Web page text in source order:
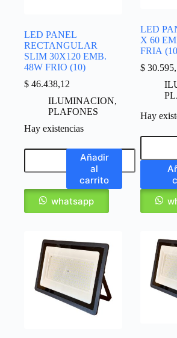
LED PANEL
RECTANGULAR
SLIM 30X120 EMB.
48W FRIO (10)
$ 46.438,12
ILUMINACION,
PLAFONES
Hay existencias
Añadir
al
carrito
whatsapp
LED
X 60
FRIA
$
Hay